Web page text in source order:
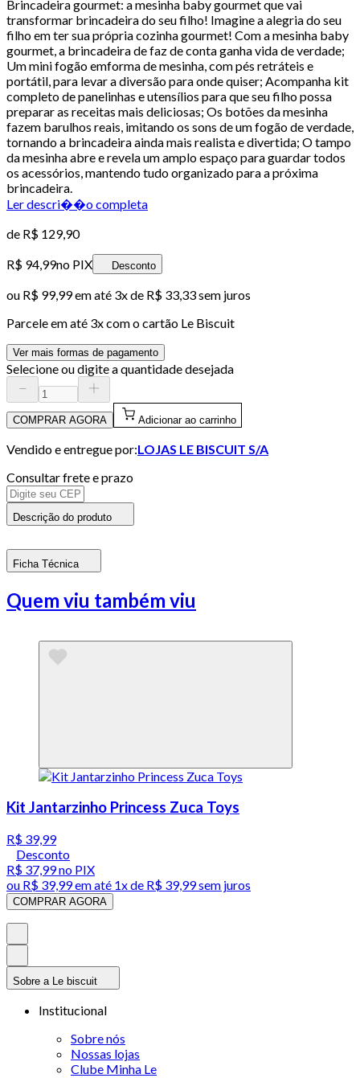
Brincadeira gourmet: a mesinha baby gourmet que vai
transformar brincadeira do seu filho! Imagine a alegria do seu
filho em ter sua própria cozinha gourmet! Com a mesinha baby
gourmet, a brincadeira de faz de conta ganha vida de verdade;
Um mini fogão emforma de mesinha, com pés retráteis e
portátil, para levar a diversão para onde quiser; Acompanha kit
completo de panelinhas e utensílios para que seu filho possa
preparar as receitas mais deliciosas; Os botões da mesinha
fazem barulhos reais, imitando os sons de um fogão de verdade,
tornando a brincadeira ainda mais realista e divertida; O tampo
da mesinha abre e revela um amplo espaço para guardar todos
os acessórios, mantendo tudo organizado para a próxima
brincadeira.
Ler descri��o completa
de R$ 129,90
R$ 94,99no PIX Desconto
ou R$ 99,99em até 3x de R$ 33,33 sem juros
Parcele em até 3x com o cartão Le Biscuit
Ver mais formas de pagamento
Selecione ou digite a quantidade desejada
COMPRAR AGORA Adicionar ao carrinho
Vendido e entregue por:LOJAS LE BISCUIT S/A
Consultar frete e prazo
Descrição do produto
Ficha Técnica
Quem viu também viu
Kit Jantarzinho Princess Zuca Toys
R$ 39,99
Desconto
R$ 37,99no PIX
ou R$ 39,99em até 1x de R$ 39,99sem juros
COMPRAR AGORA
Sobre a Le biscuit
Institucional
Sobre nós
Nossas lojas
Clube Minha Le